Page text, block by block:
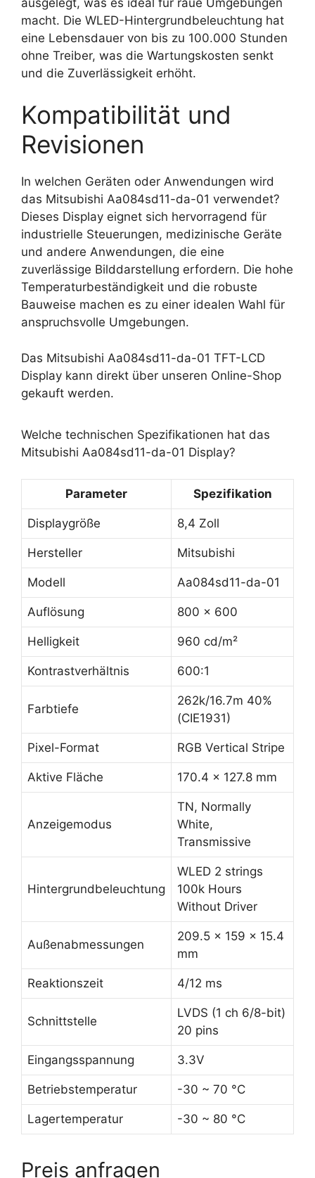
macht. Die WLED-Hintergrundbeleuchtung hat
eine Lebensdauer von bis zu 100.000 Stunden
ohne Treiber, was die Wartungskosten senkt
und die Zuverlässigkeit erhöht.
Kompatibilität und
Revisionen
In welchen Geräten oder Anwendungen wird
das Mitsubishi Aa084sd11-da-01 verwendet?
Dieses Display eignet sich hervorragend für
industrielle Steuerungen, medizinische Geräte
und andere Anwendungen, die eine
zuverlässige Bilddarstellung erfordern. Die hohe
Temperaturbeständigkeit und die robuste
Bauweise machen es zu einer idealen Wahl für
anspruchsvolle Umgebungen.
Das Mitsubishi Aa084sd11-da-01 TFT-LCD
Display kann direkt über unseren Online-Shop
gekauft werden.
Welche technischen Spezifikationen hat das
Mitsubishi Aa084sd11-da-01 Display?
Parameter Spezifikation
Displaygröße 8,4 Zoll
Hersteller Mitsubishi
Modell Aa084sd11-da-01
Auflösung 800 x 600
Helligkeit 960 cd/m²
Kontrastverhältnis 600:1
Farbtiefe
262k/16.7m 40%
(CIE1931)
Pixel-Format RGB Vertical Stripe
Aktive Fläche 170.4 x 127.8 mm
Anzeigemodus
TN, Normally
White,
Transmissive
Hintergrundbeleuchtung
WLED 2 strings
100k Hours
Without Driver
Außenabmessungen
209.5 x 159 x 15.4
mm
Reaktionszeit 4/12 ms
Schnittstelle
LVDS (1 ch 6/8-bit)
20 pins
Eingangsspannung 3.3V
Betriebstemperatur -30 ~ 70 °C
Lagertemperatur -30 ~ 80 °C
Preis anfragen